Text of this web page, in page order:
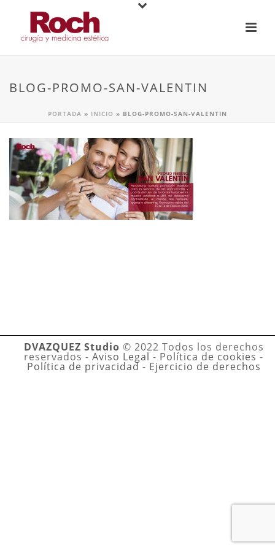
BLOG-PROMO-SAN-VALENTIN
PORTADA » INICIO » BLOG-PROMO-SAN-VALENTIN
DVAZQUEZ Studio © 2022 Todos los derechos
reservados - Aviso Legal - Política de cookies -
Política de privacidad- Ejercicio de derechos